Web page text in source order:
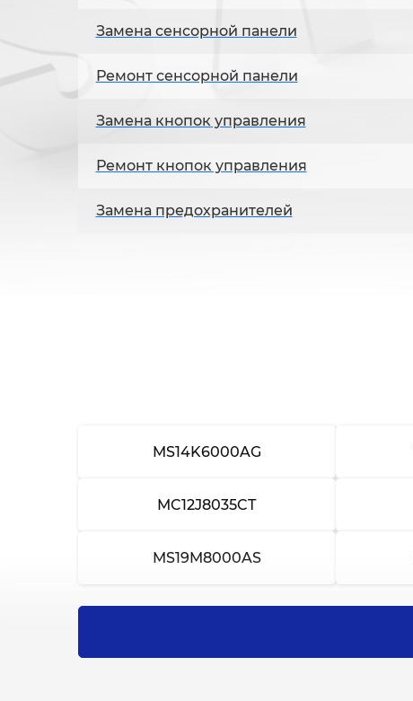
Замена сенсорной панели
Ремонт сенсорной панели
Замена кнопок управления
Ремонт кнопок управления
Замена предохранителей
Замена дверцы
MS14K6000AG
MC12J8035CT
MS19M8000AS